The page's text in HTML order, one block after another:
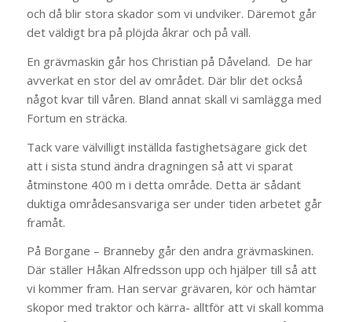
och då blir stora skador som vi undviker. Däremot går
det väldigt bra på plöjda åkrar och på vall.
En grävmaskin går hos Christian på Dåveland. De har
avverkat en stor del av området. Där blir det också
något kvar till våren. Bland annat skall vi samlägga med
Fortum en sträcka.
Tack vare välvilligt inställda fastighetsägare gick det
att i sista stund ändra dragningen så att vi sparat
åtminstone 400 m i detta område. Detta är sådant
duktiga områdesansvariga ser under tiden arbetet går
framåt.
På Borgane – Branneby går den andra grävmaskinen.
Där ställer Håkan Alfredsson upp och hjälper till så att
vi kommer fram. Han servar grävaren, kör och hämtar
skopor med traktor och kärra- alltför att vi skall komma